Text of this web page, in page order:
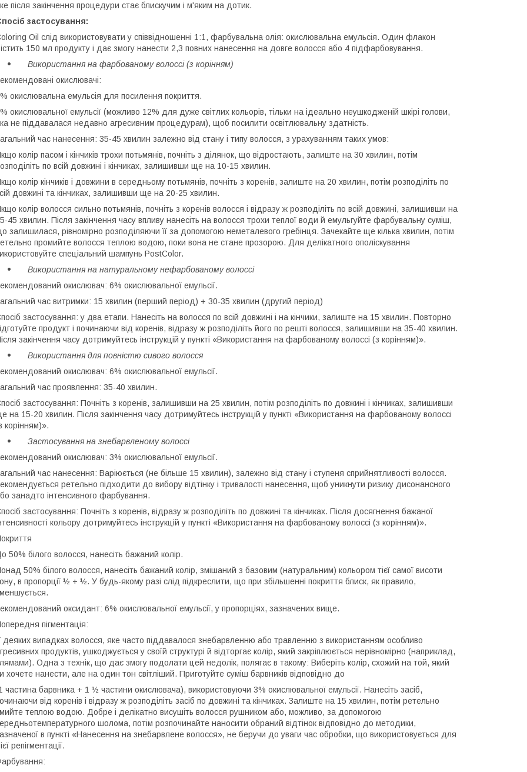
після закінчення процедури стає блискучим і м'яким на дотик.
застосування:
Oil слід використовувати у співвідношенні 1:1, фарбувальна олія: окислювальна емульсія. Один флакон
150 мл продукту і дає змогу нанести 2,3 повних нанесення на довге волосся або 4 підфарбовування.
Використання на фарбованому волоссі (з корінням)
окислювачі:
окислювальна емульсія для посилення покриття.
окислювальної емульсії (можливо 12% для дуже світлих кольорів, тільки на ідеально неушкодженій шкірі голови,
не піддавалася недавно агресивним процедурам), щоб посилити освітлювальну здатність.
час нанесення: 35-45 хвилин залежно від стану і типу волосся, з урахуванням таких умов:
колір пасом і кінчиків трохи потьмянів, почніть з ділянок, що відростають, залиште на 30 хвилин, потім
по всій довжині і кінчиках, залишивши ще на 10-15 хвилин.
колір кінчиків і довжини в середньому потьмянів, почніть з коренів, залиште на 20 хвилин, потім розподіліть по
довжині та кінчиках, залишивши ще на 20-25 хвилин.
колір волосся сильно потьмянів, почніть з коренів волосся і відразу ж розподіліть по всій довжині, залишивши на
45 хвилин. Після закінчення часу впливу нанесіть на волосся трохи теплої води й емульгуйте фарбувальну суміш,
залишилася, рівномірно розподіляючи її за допомогою неметалевого гребінця. Зачекайте ще кілька хвилин, потім
промийте волосся теплою водою, поки вона не стане прозорою. Для делікатного ополіскування
спеціальний шампунь PostColor.
Використання на натуральному нефарбованому волоссі
окислювач: 6% окислювальної емульсії.
час витримки: 15 хвилин (перший період) + 30-35 хвилин (другий період)
застосування: у два етапи. Нанесіть на волосся по всій довжині і на кінчики, залиште на 15 хвилин. Повторно
продукт і починаючи від коренів, відразу ж розподіліть його по решті волосся, залишивши на 35-40 хвилин.
закінчення часу дотримуйтесь інструкцій у пункті «Використання на фарбованому волоссі (з корінням)».
Використання для повністю сивого волосся
окислювач: 6% окислювальної емульсії.
час проявлення: 35-40 хвилин.
застосування: Почніть з коренів, залишивши на 25 хвилин, потім розподіліть по довжині і кінчиках, залишивши
на 15-20 хвилин. Після закінчення часу дотримуйтесь інструкцій у пункті «Використання на фарбованому волоссі
корінням)».
Застосування на знебарвленому волоссі
окислювач: 3% окислювальної емульсії.
час нанесення: Варіюється (не більше 15 хвилин), залежно від стану і ступеня сприйнятливості волосся.
ретельно підходити до вибору відтінку і тривалості нанесення, щоб уникнути ризику дисонансного
занадто інтенсивного фарбування.
застосування: Почніть з коренів, відразу ж розподіліть по довжині та кінчиках. Після досягнення бажаної
кольору дотримуйтесь інструкцій у пункті «Використання на фарбованому волоссі (з корінням)».
50% білого волосся, нанесіть бажаний колір.
50% білого волосся, нанесіть бажаний колір, змішаний з базовим (натуральним) кольором тієї самої висоти
в пропорції ½ + ½. У будь-якому разі слід підкреслити, що при збільшенні покриття блиск, як правило,
оксидант: 6% окислювальної емульсії, у пропорціях, зазначених вище.
пігментація:
деяких випадках волосся, яке часто піддавалося знебарвленню або травленню з використанням особливо
продуктів, ушкоджується у своїй структурі й відторгає колір, який закріплюється нерівномірно (наприклад,
Одна з технік, що дає змогу подолати цей недолік, полягає в такому: Виберіть колір, схожий на той, який
хочете нанести, але на один тон світліший. Приготуйте суміш барвників відповідно до
частина барвника + 1 ½ частини окислювача), використовуючи 3% окислювальної емульсії. Нанесіть засіб,
від коренів і відразу ж розподіліть засіб по довжині та кінчиках. Залиште на 15 хвилин, потім ретельно
теплою водою. Добре і делікатно висушіть волосся рушником або, можливо, за допомогою
шолома, потім розпочинайте наносити обраний відтінок відповідно до методики,
в пункті «Нанесення на знебарвлене волосся», не беручи до уваги час обробки, що використовується для
репігментації.